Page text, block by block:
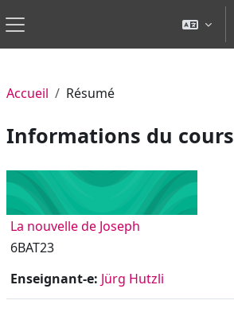
Panneau latéral
Accueil Résumé
Informations du cours
La nouvelle de Joseph
6BAT23
Enseignant-e: Jürg Hutzli